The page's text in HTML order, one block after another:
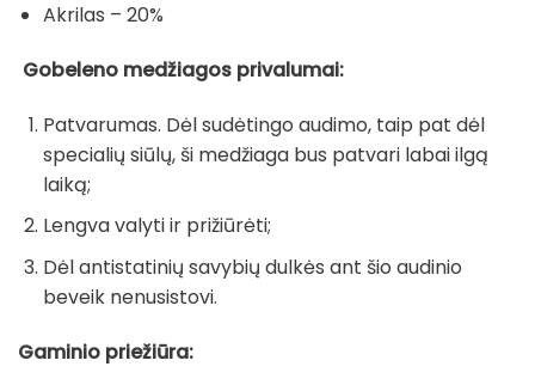
Akrilas – 20%
Gobeleno medžiagos privalumai:
Patvarumas. Dėl sudėtingo audimo, taip pat dėl
specialių siūlų, ši medžiaga bus patvari labai ilgą
laiką;
Lengva valyti ir prižiūrėti;
Dėl antistatinių savybių dulkės ant šio audinio
beveik nenusistovi.
Gaminio priežiūra: